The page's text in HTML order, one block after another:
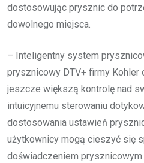
dostosowując prysznic do
dowolnego miejsca.
– Inteligentny system
prysznicowy DTV+ firmy Kohler
jeszcze większą kontrolę nad
intuicyjnemu sterowaniu
dostosowania ustawień
użytkownicy mogą cieszyć się
doświadczeniem